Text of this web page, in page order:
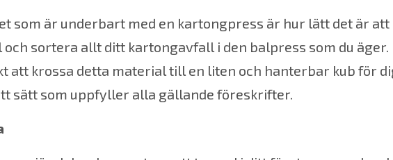
som är underbart med en kartongpress är hur lätt det är
och sortera allt ditt kartongavfall i den balpress som du
att krossa detta material till en liten och hanterbar kub för
sätt som uppfyller alla gällande föreskrifter.